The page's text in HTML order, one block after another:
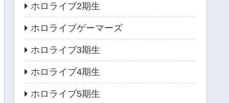
ホロライブ2期生
ホロライブゲーマーズ
ホロライブ3期生
ホロライブ4期生
ホロライブ5期生